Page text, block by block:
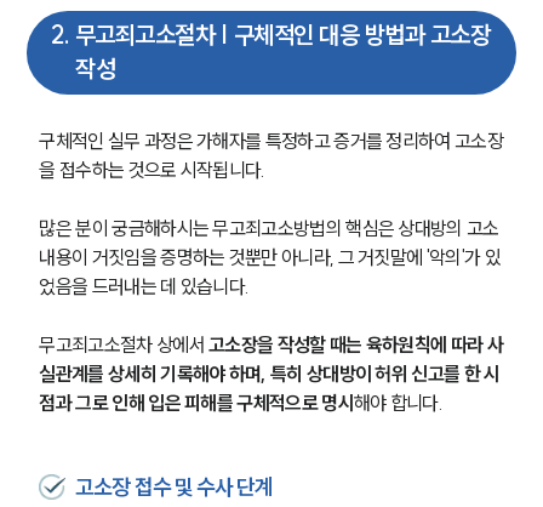
2. 무고죄고소절차 | 구체적인 대응 방법과 고소장
작성
구체적인 실무 과정은 가해자를 특정하고 증거를 정리하여 고소장
을 접수하는 것으로 시작됩니다.
많은 분이 궁금해하시는 무고죄고소방법의 핵심은 상대방의 고소
내용이 거짓임을 증명하는 것뿐만 아니라, 그 거짓말에 '악의'가 있
었음을 드러내는 데 있습니다.
무고죄고소절차 상에서 고소장을 작성할 때는 육하원칙에 따라 사
실관계를 상세히 기록해야 하며, 특히 상대방이 허위 신고를 한 시
점과 그로 인해 입은 피해를 구체적으로 명시 해야 합니다.
고소장 접수 및 수사 단계